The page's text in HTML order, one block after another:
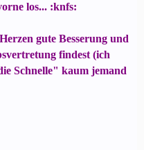
los... :knfs:
gute Besserung und
findest (ich
Schnelle" kaum jemand